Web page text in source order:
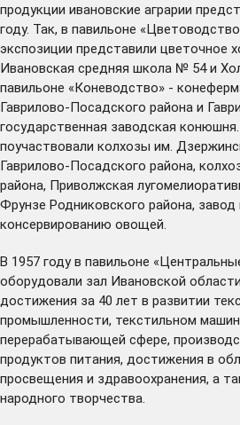
продукции ивановские аграрии
году. Так, в павильоне
экспозиции представили цветочное
Ивановская средняя школа № 54 и
павильоне «Коневодство» -
Гаврилово-Посадского района и
государственная заводская
поучаствовали колхозы им.
Гаврилово-Посадского района,
района, Приволжская
Фрунзе Родниковского района, завод
консервированию овощей.
В 1957 году в павильоне
оборудовали зал Ивановской
достижения за 40 лет в развитии
промышленности, текстильном
перерабатывающей сфере,
продуктов питания, достижения в
просвещения и здравоохранения, а
народного творчества.